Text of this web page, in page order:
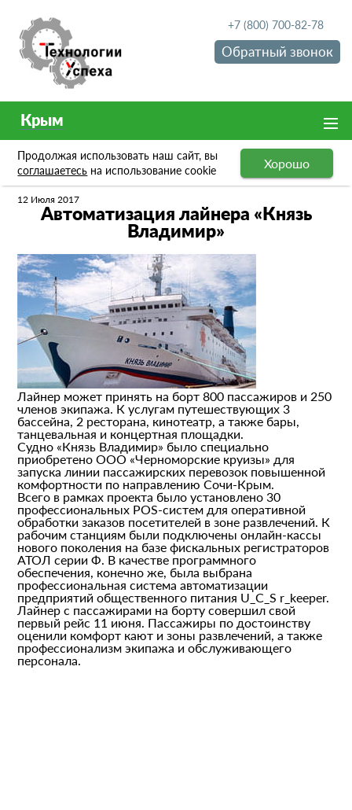
+7 (800) 700-82-78
Обратный звонок
Крым
Продолжая использовать наш сайт, вы
соглашаетесь на использование cookie Хорошо
Новости Автоматизация лайнера «Князь Владимир»
12 Июля 2017
Автоматизация лайнера «Князь
Владимир»
Лайнер может принять на борт 800 пассажиров и 250
членов экипажа. К услугам путешествующих 3
бассейна, 2 ресторана, кинотеатр, а также бары,
танцевальная и концертная площадки.
Судно «Князь Владимир» было специально
приобретено ООО «Черноморские круизы» для
запуска линии пассажирских перевозок повышенной
комфортности по направлению Сочи-Крым.
Всего в рамках проекта было установлено 30
профессиональных POS-систем для оперативной
обработки заказов посетителей в зоне развлечений. К
рабочим станциям были подключены онлайн-кассы
нового поколения на базе фискальных регистраторов
АТОЛ серии Ф. В качестве программного
обеспечения, конечно же, была выбрана
профессиональная система автоматизации
предприятий общественного питания U_C_S r_keeper.
Лайнер с пассажирами на борту совершил свой
первый рейс 11 июня. Пассажиры по достоинству
оценили комфорт кают и зоны развлечений, а также
профессионализм экипажа и обслуживающего
персонала.